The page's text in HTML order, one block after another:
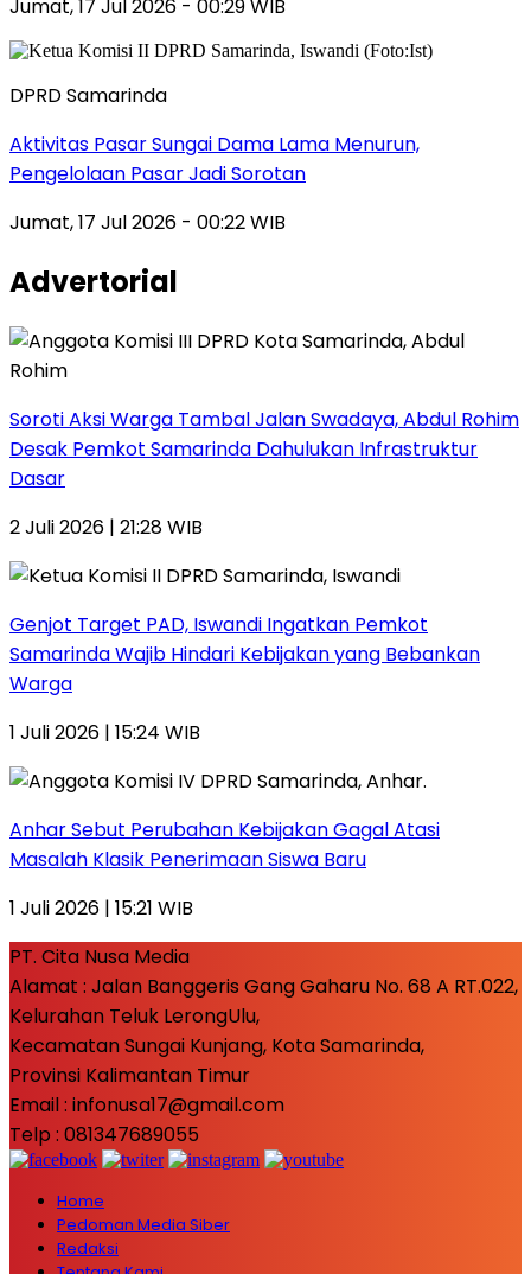
Jumat, 17 Jul 2026 - 00:29 WIB
DPRD Samarinda
Aktivitas Pasar Sungai Dama Lama Menurun,
Pengelolaan Pasar Jadi Sorotan
Jumat, 17 Jul 2026 - 00:22 WIB
Advertorial
Soroti Aksi Warga Tambal Jalan Swadaya, Abdul Rohim
Desak Pemkot Samarinda Dahulukan Infrastruktur
Dasar
2 Juli 2026 | 21:28 WIB
Genjot Target PAD, Iswandi Ingatkan Pemkot
Samarinda Wajib Hindari Kebijakan yang Bebankan
Warga
1 Juli 2026 | 15:24 WIB
Anhar Sebut Perubahan Kebijakan Gagal Atasi
Masalah Klasik Penerimaan Siswa Baru
1 Juli 2026 | 15:21 WIB
PT. Cita Nusa Media
Alamat : Jalan Banggeris Gang Gaharu No. 68 A RT.022,
Kelurahan Teluk LerongUlu,
Kecamatan Sungai Kunjang, Kota Samarinda,
Provinsi Kalimantan Timur
Email : infonusa17@gmail.com
Telp : 081347689055
Home
Pedoman Media Siber
Redaksi